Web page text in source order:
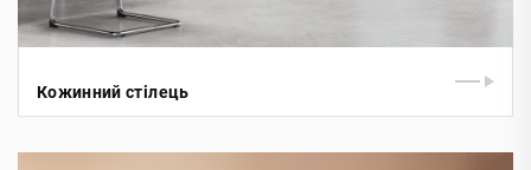
Кожинний стілець